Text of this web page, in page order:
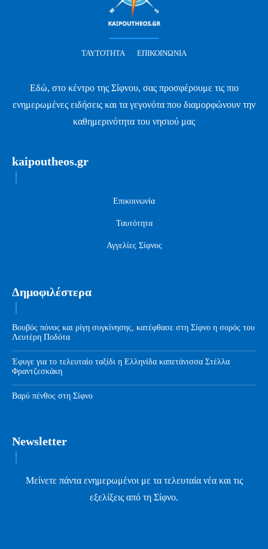
ΤΑΥΤΌΤΗΤΑ ΕΠΙΚΟΙΝΩΝΊΑ
Εδώ, στο κέντρο της Σίφνου, σας προσφέρουμε τις πιο
ενημερωμένες ειδήσεις και τα γεγονότα που διαμορφώνουν την
καθημερινότητα του νησιού μας
kaipoutheos.gr
Επικοινωνία
Ταυτότητα
Αγγελίες Σίφνος
Δημοφιλέστερα
Βουβός πόνος και ρίγη συγκίνησης, κατέφθασε στη Σίφνο η σορός του
Λευτέρη Ποδότα
Έφυγε για το τελευταίο ταξίδι η Ελληνίδα καπετάνισσα Στέλλα
Φραντζεσκάκη
Βαρύ πένθος στη Σίφνο
Newsletter
Μείνετε πάντα ενημερωμένοι με τα τελευταία νέα και τις
εξελίξεις από τη Σίφνο.